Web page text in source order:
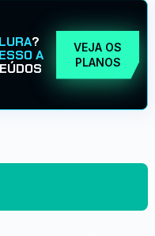
?
A
VEJA OS
PLANOS